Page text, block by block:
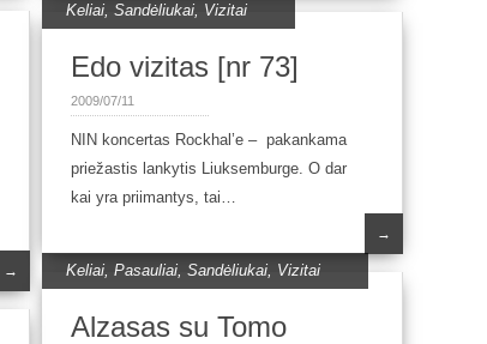
→
Keliai,Sandėliukai, Vizitai
Edo vizitas [nr 73]
2009/07/11
NIN koncertas Rockhal’e – pakankama
priežastis lankytis Liuksemburge. O dar
kai yra priimantys, tai…
→
Keliai,Pasauliai,Sandėliukai, Vizitai
Alzasas su Tomo